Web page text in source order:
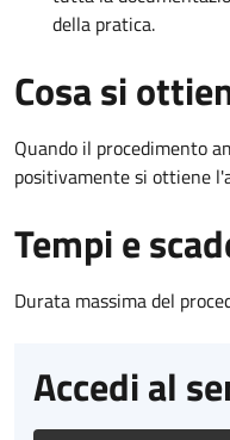
della pratica.
Cosa si
Quando il procedimento
positivamente si ottiene
Tempi e
Durata massima del
Accedi al